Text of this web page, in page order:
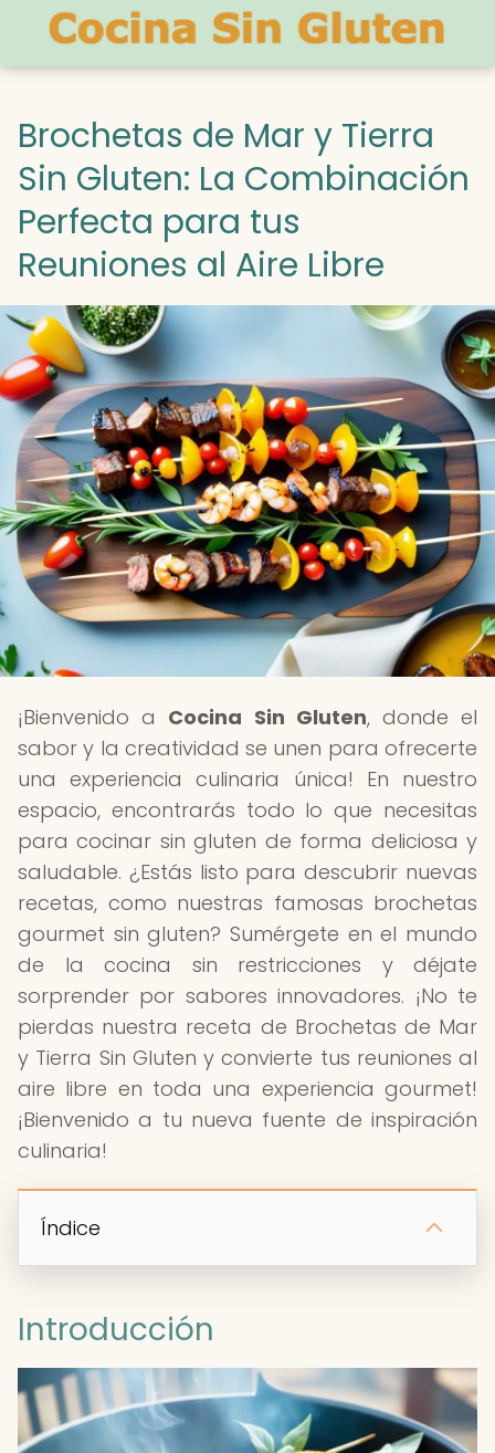
Brochetas de Mar y Tierra
Sin Gluten: La Combinación
Perfecta para tus
Reuniones al Aire Libre
¡Bienvenido a Cocina Sin Gluten, donde el
sabor y la creatividad se unen para ofrecerte
una experiencia culinaria única! En nuestro
espacio, encontrarás todo lo que necesitas
para cocinar sin gluten de forma deliciosa y
saludable. ¿Estás listo para descubrir nuevas
recetas, como nuestras famosas brochetas
gourmet sin gluten? Sumérgete en el mundo
de la cocina sin restricciones y déjate
sorprender por sabores innovadores. ¡No te
pierdas nuestra receta de Brochetas de Mar
y Tierra Sin Gluten y convierte tus reuniones al
aire libre en toda una experiencia gourmet!
¡Bienvenido a tu nueva fuente de inspiración
culinaria!
Índice
Introducción